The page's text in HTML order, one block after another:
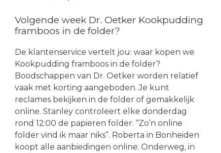
Volgende week Dr. Oetker Kookpudding
framboos in de folder?
De klantenservice vertelt jou: waar kopen we
Kookpudding framboos in de folder?
Boodschappen van Dr. Oetker worden relatief
vaak met korting aangeboden. Je kunt
reclames bekijken in de folder of gemakkelijk
online. Stanley controleert elke donderdag
rond 12:00 de papieren folder. “Zo’n online
folder vind ik maar niks”. Roberta in Bonheiden
koopt alle aanbiedingen online. Onderweg, in